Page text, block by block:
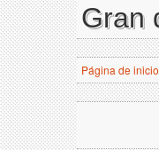
Gran
Página de inicio